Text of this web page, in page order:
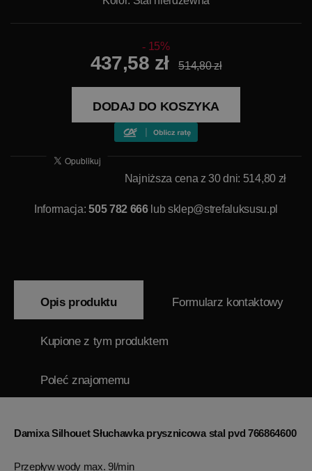
15%
437,58 zł 514,80 zł
DODAJ DO KOSZYKA
Najniższa cena z 30 dni: 514,80 zł
Informacja:505 782 666lubsklep@strefaluksusu.pl
Opis produktu Formularz kontaktowy
Kupione z tym produktem
Poleć znajomemu
Damixa Silhouet Słuchawka prysznicowa stal pvd 766864600
Przepływ wody max. 9l/min